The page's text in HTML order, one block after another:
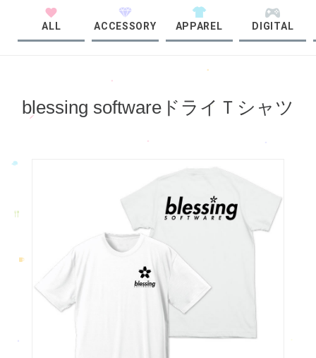
ALL ACCESSORY APPAREL DIGITAL
blessing softwareドライＴシャツ